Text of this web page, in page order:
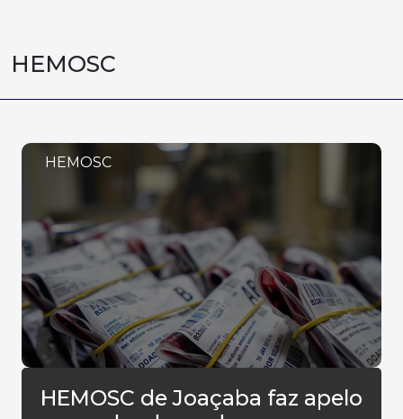
HEMOSC
HEMOSC
HEMOSC de Joaçaba faz apelo